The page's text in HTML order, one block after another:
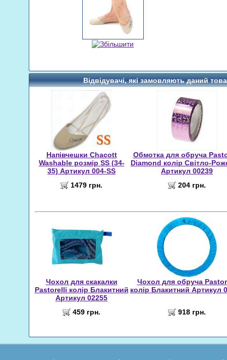
Відвідувачі, які замовляють даний
Напівчешки Chacott
Washable розмір SS (34-
35) Артикул 004-SS
1479 грн.
Обмотка для обруча
Diamond колір Світло-
Артикул 00239
204 грн.
Чохол для скакалки
Pastorelli колір Блакитний
Артикул 02255
459 грн.
Чохол для обруча
колір Блакитний Артикул
918 грн.